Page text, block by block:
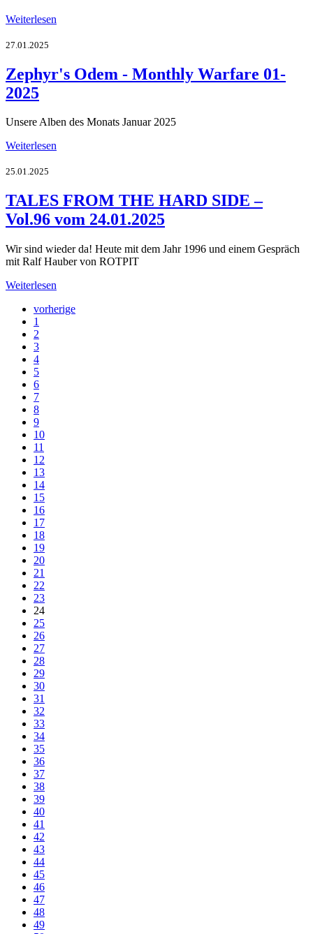
Weiterlesen
27.01.2025
Zephyr's Odem - Monthly Warfare 01-
2025
Unsere Alben des Monats Januar 2025
Weiterlesen
25.01.2025
TALES FROM THE HARD SIDE –
Vol.96 vom 24.01.2025
Wir sind wieder da! Heute mit dem Jahr 1996 und einem Gespräch
mit Ralf Hauber von ROTPIT
Weiterlesen
vorherige
1
2
3
4
5
6
7
8
9
10
11
12
13
14
15
16
17
18
19
20
21
22
23
24
25
26
27
28
29
30
31
32
33
34
35
36
37
38
39
40
41
42
43
44
45
46
47
48
49